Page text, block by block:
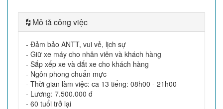
Mô tả công việc
- Đảm bảo ANTT, vui vẻ, lịch sự
- Giữ xe máy cho nhân viên và khách hàng
- Sắp xếp xe và dắt xe cho khách hàng
- Ngôn phong chuẩn mực
- Thời gian làm việc: ca 13 tiếng: 08h00 - 21h00
- Lương: 7.500.000 đ
- 60 tuổi trở lại